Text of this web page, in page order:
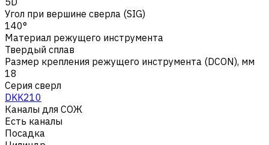
Угол при вершине сверла (SIG)
140°
Материал режущего инструмента
Твердый сплав
Размер крепления режущего инструмента (DCON), мм
18
Серия сверл
DKK210
Каналы для СОЖ
Есть каналы
Посадка